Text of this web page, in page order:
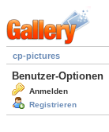
cp-pictures
Benutzer-Optionen
Anmelden
Registrieren